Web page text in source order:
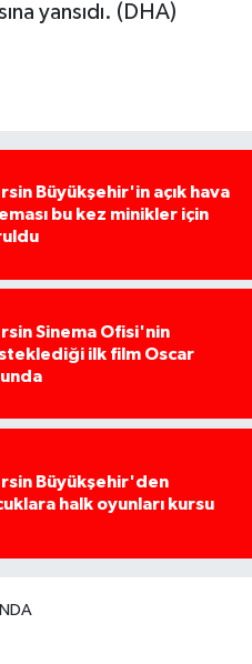
yansıdı. (DHA)
Büyükşehir'in açık hava
bu kez minikler için
Sinema Ofisi'nin
ilk film Oscar
Büyükşehir'den
halk oyunları kursu